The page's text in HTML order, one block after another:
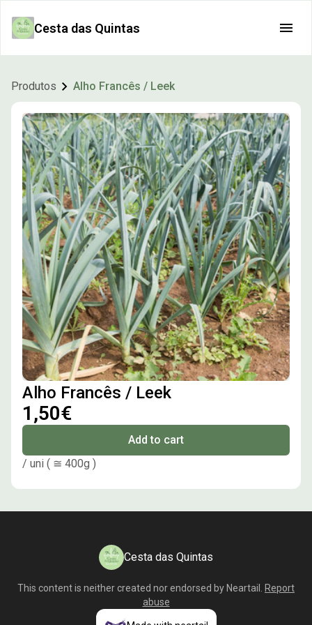
Cesta das Quintas
Produtos Alho Francês / Leek
Alho Francês / Leek
1,50€
Add to cart
/ uni ( ≅ 400g )
Cesta das Quintas
This content is neither created nor endorsed by Neartail
Report
abuse